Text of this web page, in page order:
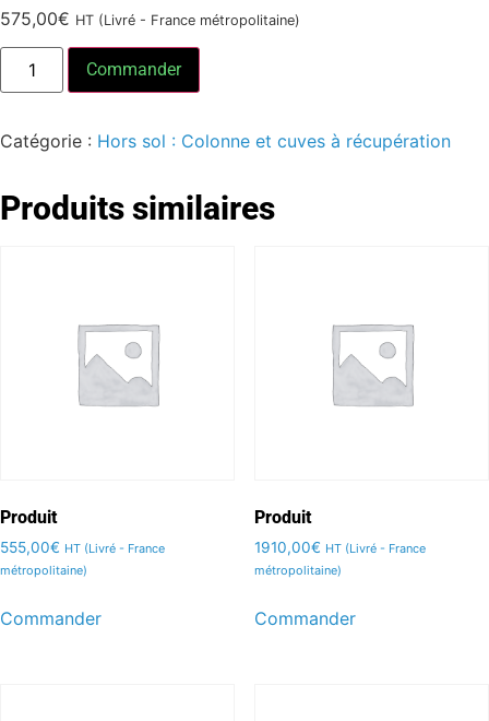
575,00€ HT (Livré - France métropolitaine)
Commander
Catégorie : Hors sol : Colonne et cuves à récupération
Produits similaires
Produit
555,00€ HT (Livré - France
métropolitaine)
Commander
Produit
1910,00€ HT (Livré - France
métropolitaine)
Commander